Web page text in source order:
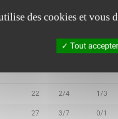
22 2/4 1/3
27 3/7 0/1
des cookies et vous
Tout accepter